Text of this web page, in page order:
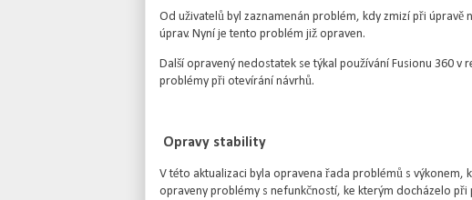
Od uživatelů byl zaznamenán problém, kdy zmizí při
úprav. Nyní je tento problém již opraven.
Další opravený nedostatek se týkal používání Fusionu 360
problémy při otevírání návrhů.
Opravy stability
V této aktualizaci byla opravena řada problémů s výkonem,
opraveny problémy s nefunkčností, ke kterým docházelo při